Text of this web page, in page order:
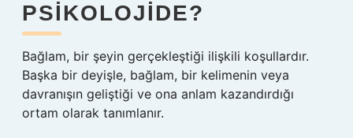
PSIKOLOJIDE?
Bağlam, bir şeyin gerçekleştiği ilişkili koşullardır.
Başka bir deyişle, bağlam, bir kelimenin veya
davranışın geliştiği ve ona anlam kazandırdığı
ortam olarak tanımlanır.